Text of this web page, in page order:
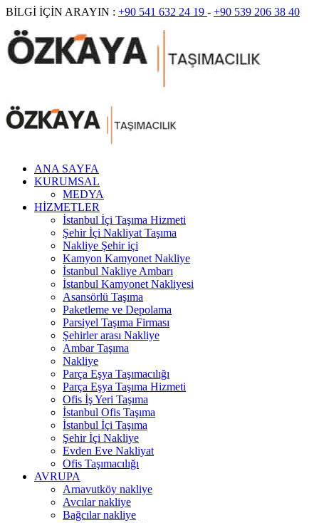
BİLGİ İÇİN ARAYIN : +90 541 632 24 19 - +90 539 206 38 40
ANA SAYFA
KURUMSAL
MEDYA
HİZMETLER
İstanbul İçi Taşıma Hizmeti
Şehir İçi Nakliyat Taşıma
Nakliye Şehir içi
Kamyon Kamyonet Nakliye
İstanbul Nakliye Ambarı
İstanbul Kamyonet Nakliyesi
Asansörlü Taşıma
Paketleme ve Depolama
Parsiyel Taşıma Firması
Şehirler arası Nakliye
Ambar Taşıma
Nakliye
Parça Eşya Taşımacılığı
Parça Eşya Taşıma Hizmeti
Ofis İş Yeri Taşıma
İstanbul Ofis Taşıma
İstanbul İçi Taşıma
Şehir İçi Nakliye
Evden Eve Nakliyat
Ofis Taşımacılığı
AVRUPA
Arnavutköy nakliye
Avcılar nakliye
Bağcılar nakliye